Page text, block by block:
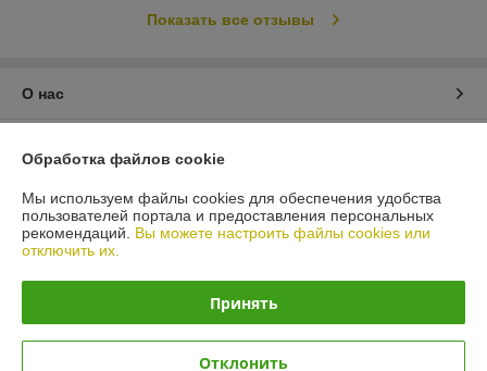
Показать все отзывы
О нас
Доставка и оплата
График работы
Обработка файлов cookie
Мы используем файлы cookies для обеспечения удобства
пользователей портала и предоставления персональных
рекомендаций. Вы можете настроить файлы cookies или
отключить их.
Принять
Отклонить